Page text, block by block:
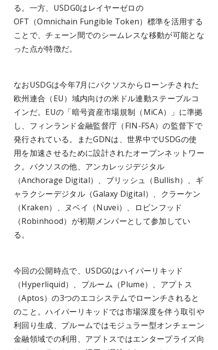
る。一方、USDG0はレイヤーゼロの
OFT（Omnichain Fungible Token）標準を活用する
ことで、チェーン間でのシームレスな移動が可能とな
った点が特徴だ。
なおUSDGは今年7月にパクソスからローンチされた
欧州連合（EU）域内向けの米ドル連動ステーブルコ
インだ。EUの「暗号資産市場規制（MiCA）」に準拠
し、フィンランド金融監督庁（FIN-FSA）の監督下で
発行されている。またGDNは、世界中でUSDGの使
用を加速させるために設計されたオープンネットワー
ク。パクソスの他、アンカレッジデジタル
（Anchorage Digital）、ブリッシュ（Bullish）、ギ
ャラクシーデジタル（Galaxy Digital）、クラーケン
（Kraken）、ヌベイ（Nuvei）、ロビンフッド
（Robinhood）が初期メンバーとして参加してい
る。
今回の公開時点で、USDG0はハイパーリキッド
（Hyperliquid）、プルーム（Plume）、アプトス
（Aptos）の3つのエコシステムでローンチされると
のこと。ハイパーリキッドでは市場深度を伴う取引や
利回り生成、プルームではモジュラー型オンチェーン
金融領域での利用、アプトスではエンタープライズ向